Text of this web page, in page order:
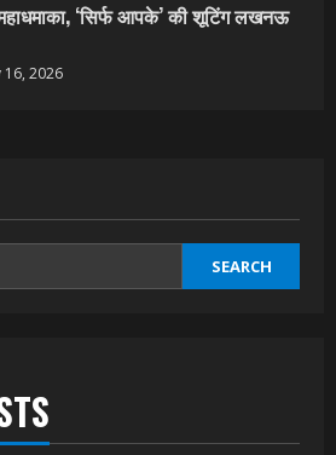
‘सिर्फ आपके’ की शूटिंग लखनऊ
16, 2026
SEARCH